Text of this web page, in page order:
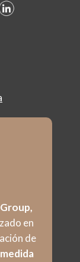
en
de